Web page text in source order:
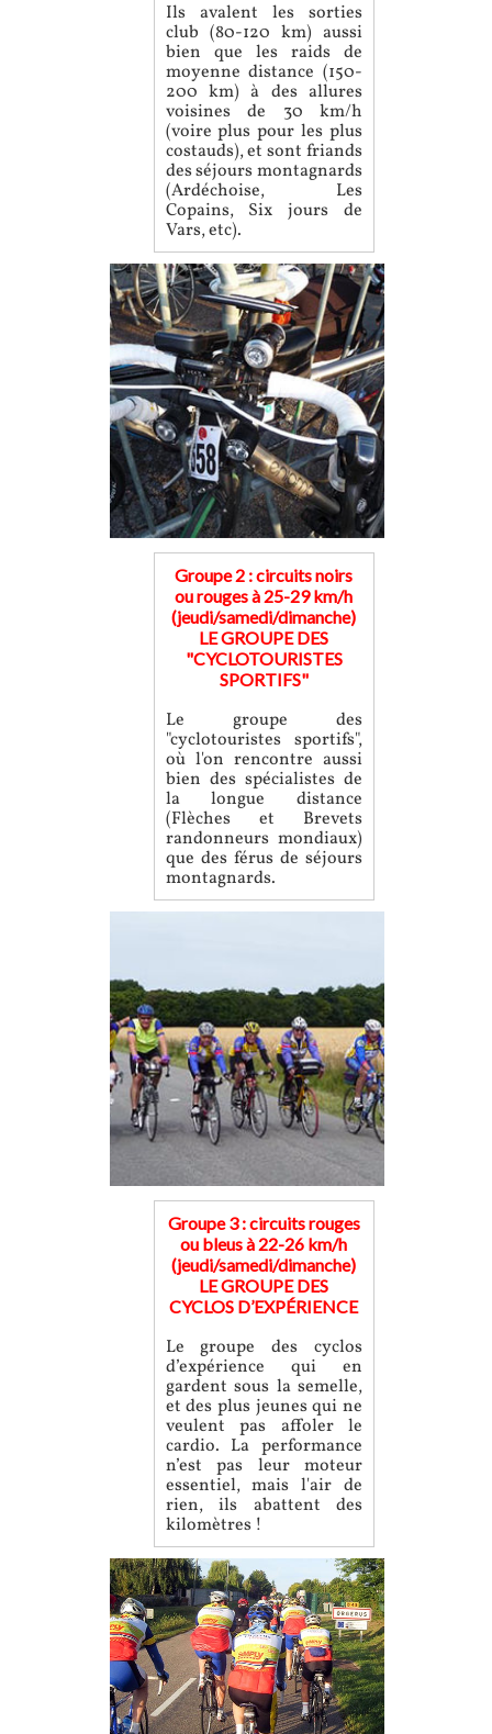
Ils avalent les sorties
club (80-120 km) aussi
bien que les raids de
moyenne distance (150-
200 km) à des allures
voisines de 30 km/h
(voire plus pour les plus
costauds), et sont friands
des séjours montagnards
(Ardéchoise, Les
Copains, Six jours de
Vars, etc).
Groupe 2 : circuits noirs
ou rouges à 25-29 km/h
(jeudi/samedi/dimanche)
LE GROUPE DES
"CYCLOTOURISTES
SPORTIFS"
Le groupe des
"cyclotouristes sportifs",
où l'on rencontre aussi
bien des spécialistes de
la longue distance
(Flèches et Brevets
randonneurs mondiaux)
que des férus de séjours
montagnards.
Groupe 3 : circuits rouges
ou bleus à 22-26 km/h
(jeudi/samedi/dimanche)
LE GROUPE DES
CYCLOS D’EXPÉRIENCE
Le groupe des cyclos
d’expérience qui en
gardent sous la semelle,
et des plus jeunes qui ne
veulent pas affoler le
cardio. La performance
n’est pas leur moteur
essentiel, mais l'air de
rien, ils abattent des
kilomètres !